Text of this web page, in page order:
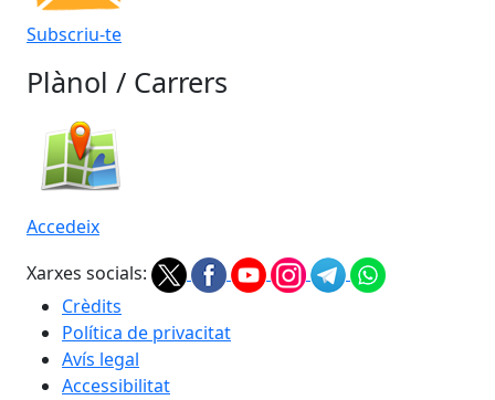
Subscriu-te
Plànol / Carrers
Accedeix
Xarxes socials:
Crèdits
Política de privacitat
Avís legal
Accessibilitat